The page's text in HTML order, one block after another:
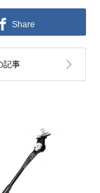
Share